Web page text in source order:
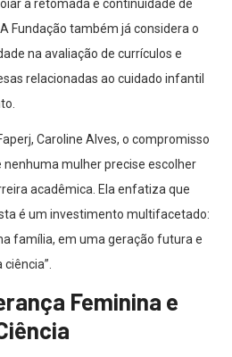
a retomada e continuidade de
Fundação também já considera o
na avaliação de currículos e
relacionadas ao cuidado infantil
Caroline Alves, o compromisso
mulher precise escolher
acadêmica. Ela enfatiza que
é um investimento multifacetado:
família, em uma geração futura e
Feminina e